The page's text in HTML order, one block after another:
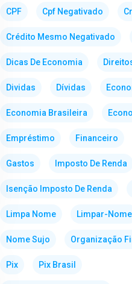
CPF Cpf Negativado
Crédito Mesmo Negativado
Dicas De Economia
Dividas Dívidas
Economia Brasileira
Empréstimo Financeiro
Gastos Imposto De Renda
Isenção Imposto De Renda
Limpa Nome Limpar-Nome
Nome Sujo Organização
Pix Pix Brasil